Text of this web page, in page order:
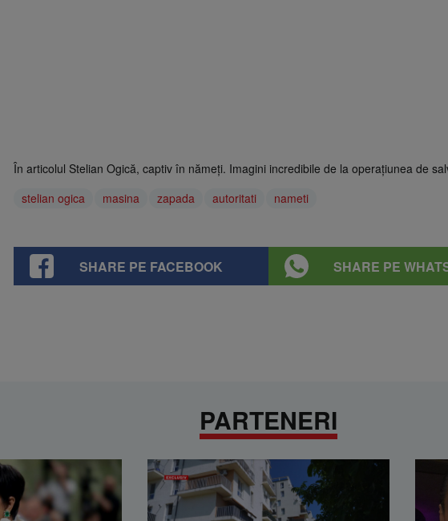
În articolul Stelian Ogică, captiv în nămeți. Imagini incredibile de la operațiunea de
stelian ogica
masina zapada autoritati nameti
SHARE PE FACEBOOK SHARE PE
PARTENERI